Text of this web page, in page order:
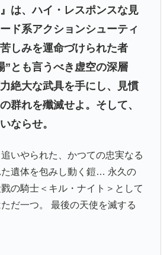
』は、ハイ・レスポンスな見
ド系アクションシューティ
しみを運命づけられた者
”とも言うべき虚空の深層
絶大な武具を手にし、見慣
群れを殲滅せよ。そして、
ならせ。
いやられた、かつての忠実なる
遺体を包みし動く鎧… 永久の
の騎士＜キル・ナイト＞として
だ一つ。 最後の天使を滅する